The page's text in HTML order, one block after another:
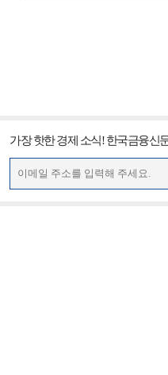
가장 핫한 경제 소식! 한국금융신